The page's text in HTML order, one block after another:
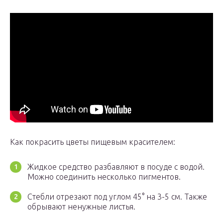
Как покрасить цветы пищевым красителем:
Жидкое средство разбавляют в посуде с водой.
Можно соединить несколько пигментов.
Стебли отрезают под углом 45° на 3-5 см. Также
обрывают ненужные листья.